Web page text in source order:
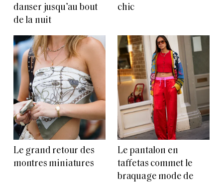
danser jusqu’au bout
de la nuit
chic
Le grand retour des
montres miniatures
Le pantalon en
taffetas commet le
braquage mode de